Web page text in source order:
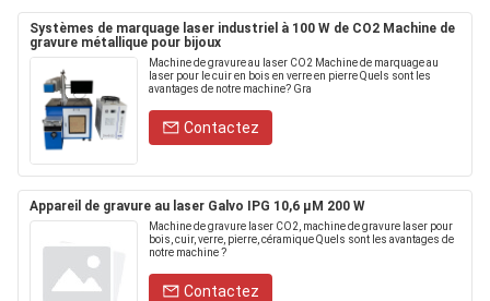
Systèmes de marquage laser industriel à 100 W de CO2 Machine de
gravure métallique pour bijoux
Machine de gravure au laser CO2 Machine de marquage au
laser pour le cuir en bois en verre en pierre Quels sont les
avantages de notre machine? Gra
Contactez
Appareil de gravure au laser Galvo IPG 10,6 μM 200 W
Machine de gravure laser CO2, machine de gravure laser pour
bois, cuir, verre, pierre, céramique Quels sont les avantages de
notre machine ?
Contactez